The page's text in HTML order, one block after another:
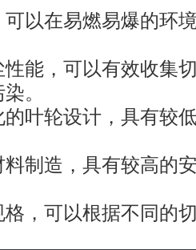
以在易燃易爆的环
能，可以有效收集
。
叶轮设计，具有较
制造，具有较高的
，可以根据不同的